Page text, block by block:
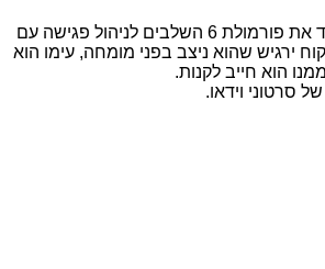
קורס אינטרנטי המלמד את פורמולת 6 השלבים לניהול פגישה עם
ירגיש שהוא ניצב בפני מומחה, עימו הוא
הוא חייב לקנות.
סרטוני וידאו.